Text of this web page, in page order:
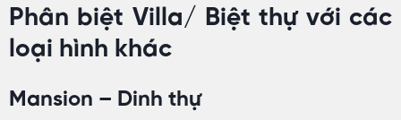
Phân biệt Villa/ Biệt thự với các
loại hình khác
Mansion – Dinh thự